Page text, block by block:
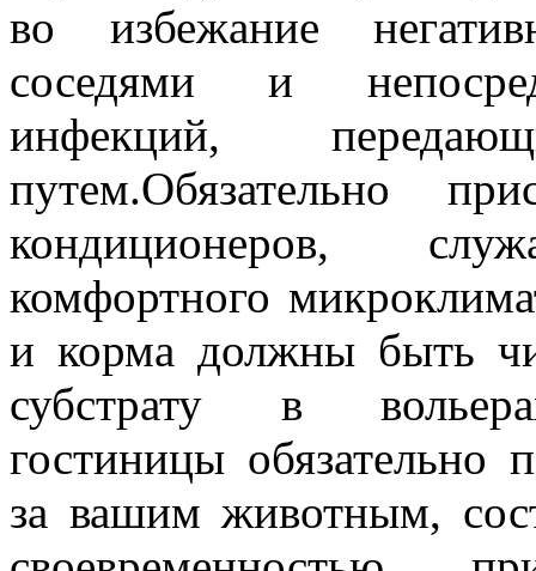
во избежание
соседями и
инфекций,
путем.Обязательно
кондиционеров,
комфортного
и корма должны быть
субстрату в
гостиницы обязательно
за вашим животным,